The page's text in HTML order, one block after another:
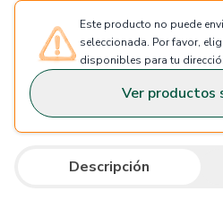
Este producto no puede
seleccionada. Por favor,
disponibles para tu
Ver productos
Descripción